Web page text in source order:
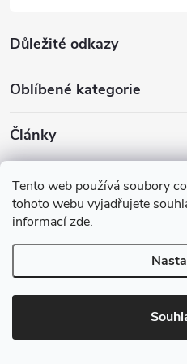
Tento web používá soubory
tohoto webu vyjadřujete
informacízde.
Důležité odkazy
Oblíbené kategorie
Články
Copyright 2026Benia.cz. Všechna